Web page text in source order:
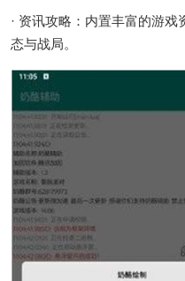
· 资讯攻略：内置丰富的游
态与战局。